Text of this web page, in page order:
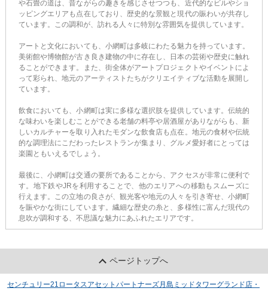
や石畳の道は、昔ながらの趣きを感じさせつつも、近代的なビルやショ
ッピングエリアも点在しており、歴史的な景観と現代の賑わいが共存し
ています。この調和が、訪れる人々に特別な雰囲気を提供しています。
アートと文化においても、小網町は多岐にわたる魅力を持っています。
美術館や博物館が古き良き建物の中に存在し、日本の芸術や歴史に触れ
ることができます。また、街全体がアートプロジェクトやイベントによ
って彩られ、地元のアーティストたちがクリエイティブな活動を展開し
ています。
飲食においても、小網町は実に多様な選択肢を提供しています。伝統的
な味わいを楽しむことができる老舗の料亭や居酒屋がありながらも、新
しいカルチャーを取り入れたモダンな飲食店も点在。地元の食材や伝統
的な調理法にこだわったレストランが集まり、グルメ愛好者にとっては
楽園ともいえるでしょう。
最後に、小網町は交通の要所であることから、アクセスが非常に便利で
す。地下鉄やJRを利用することで、他のエリアへの移動もスムーズに
行えます。この立地の良さが、観光客や地元の人々を引き寄せ、小網町
を賑やかな街にしています。繊細な歴史の糸と、多様性に富んだ現代の
息吹が調和する、不思議な魅力にあふれたエリアです。
ページトップへ
センチュリー21ロータスアセットパートナーズ月島ミッドタワーグランド店・